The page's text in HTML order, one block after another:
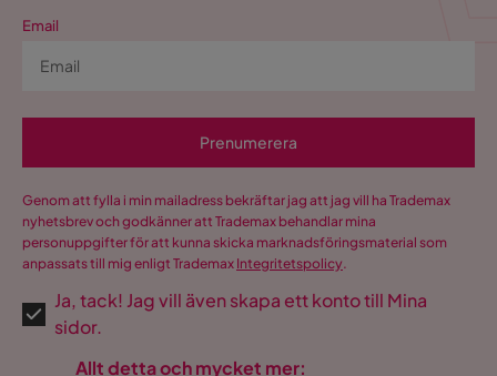
Email
Prenumerera
Genom att fylla i min mailadress bekräftar jag att jag vill ha Trademax
nyhetsbrev och godkänner att Trademax behandlar mina
personuppgifter för att kunna skicka marknadsföringsmaterial som
anpassats till mig enligt Trademax Integritetspolicy.
Ja, tack! Jag vill även skapa ett konto till Mina
sidor.
Allt detta och mycket mer: